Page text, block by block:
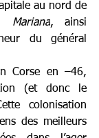
au nord de
: Mariana, ainsi
du général
Corse en –46,
(et donc le
colonisation
des meilleurs